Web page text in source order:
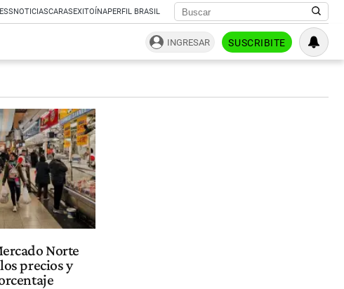
NOTICIASCARASEXITOÍNAPERFIL BRASIL
INGRESAR SUSCRIBITE
Norte
precios y